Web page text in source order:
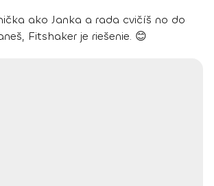
ako Janka a rada cvičíš no do
Fitshaker je riešenie. 😊